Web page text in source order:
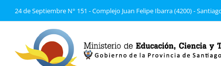
al
24 de Septiembre N° 151 - Complejo Juan Felipe Ibarra (4200) -